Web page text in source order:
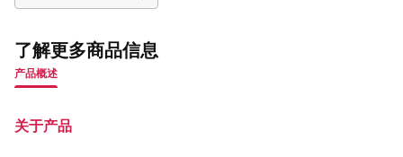
了解更多商品信息
产品概述
关于产品